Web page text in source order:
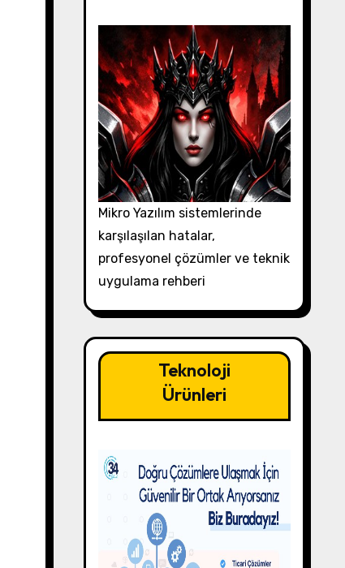
Mikro Yazılım sistemlerinde
karşılaşılan hatalar,
profesyonel çözümler ve teknik
uygulama rehberi
Teknoloji
Ürünleri